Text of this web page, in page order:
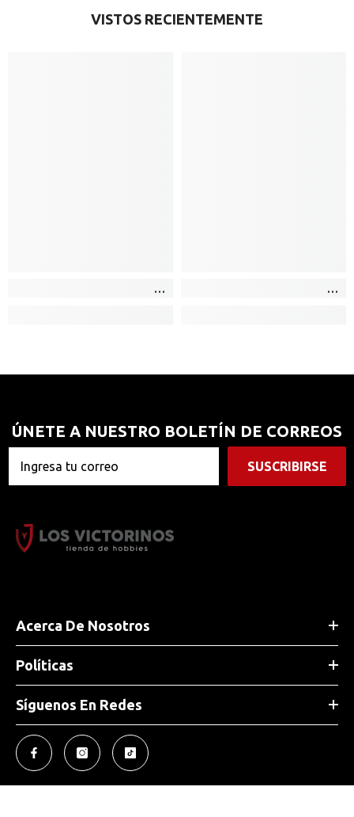
VISTOS RECIENTEMENTE
ÚNETE A NUESTRO BOLETÍN DE CORREOS
SUSCRIBIRSE
Acerca De Nosotros
Políticas
Síguenos En Redes